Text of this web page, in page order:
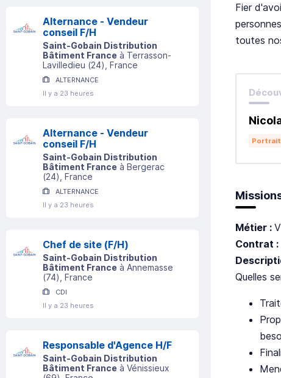
Alternance - Vendeur
conseil F/H
Saint-Gobain Distribution
Bâtiment France à Terrasson-
Lavilledieu (24) , France
ALTERNANCE
Il y a 23 heures
Alternance - Vendeur
conseil F/H
Saint-Gobain Distribution
Bâtiment France à Bergerac
(24) , France
ALTERNANCE
Il y a 23 heures
Chef de site (F/H)
Saint-Gobain Distribution
Bâtiment France à Annemasse
(74) , France
CDI
Il y a 23 heures
Responsable d'Agence H/F
Saint-Gobain Distribution
Bâtiment France à Vénissieux
Fier
toutes
Métier :
Contrat :
Quelles